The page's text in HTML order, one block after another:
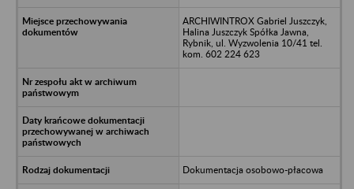
ARCHIWINTROX Gabriel Juszczyk,
Halina Juszczyk Spółka Jawna,
Rybnik, ul. Wyzwolenia 10/41 tel.
kom. 602 224 623
Dokumentacja osobowo-płacowa